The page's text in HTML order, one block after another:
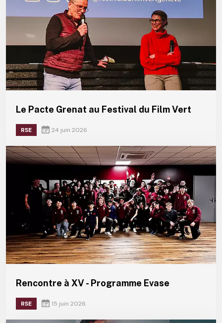
Le Pacte Grenat au Festival du Film Vert
RSE 24 juin 2026
Rencontre à XV - Programme Evase
RSE 15 juin 2026